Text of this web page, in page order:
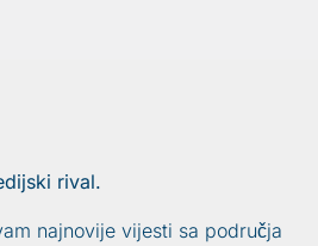
rival.
najnovije vijesti sa područja